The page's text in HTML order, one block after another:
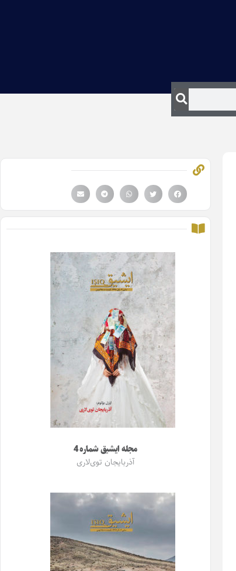
مجله ایشیق شماره 4
آذربایجان توی‌لاری